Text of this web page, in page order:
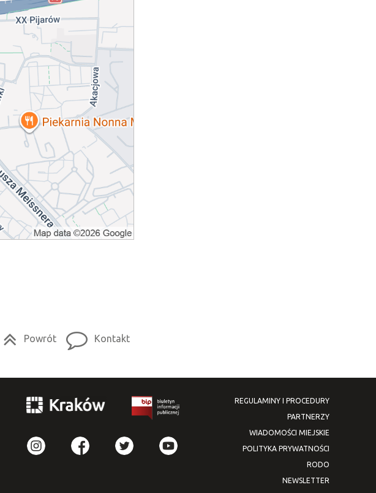
Powrót Kontakt
REGULAMINY I PROCEDURY
PARTNERZY
WIADOMOŚCI MIEJSKIE
POLITYKA PRYWATNOŚCI
RODO
NEWSLETTER